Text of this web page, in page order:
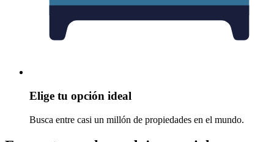
Elige tu opción ideal
Busca entre casi un millón de propiedades en el mundo.